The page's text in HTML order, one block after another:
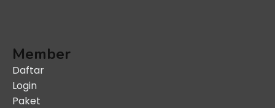
Member
Daftar
Login
Paket